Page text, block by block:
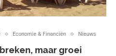
Economie & Financiën Nieuws
maar groei